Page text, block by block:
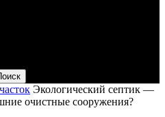
Экологический септик —
очистные сооружения?